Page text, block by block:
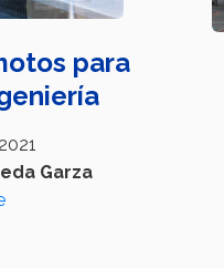
para
Garza